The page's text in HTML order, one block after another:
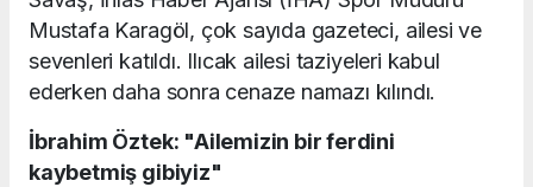
Mustafa Karagöl, çok sayıda gazeteci, ailesi ve
sevenleri katıldı. Ilıcak ailesi taziyeleri kabul
ederken daha sonra cenaze namazı kılındı.
İbrahim Öztek: "Ailemizin bir ferdini
kaybetmiş gibiyiz"